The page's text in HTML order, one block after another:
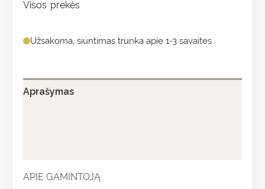
Visos prekės
Užsakoma, siuntimas trunka apie 1-3 savaites
Aprašymas
APIE GAMINTOJĄ